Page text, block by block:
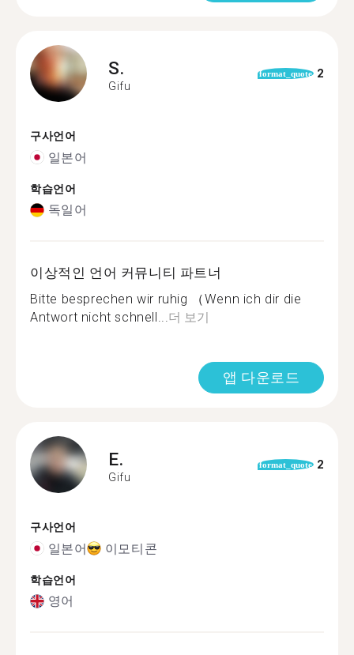
S.
Gifu
format_quote 2
구사언어
일본어
학습언어
독일어
이상적인 언어 커뮤니티 파트너
Bitte besprechen wir ruhig （Wenn ich dir die
Antwort nicht schnell...더 보기
앱 다운로드
E.
Gifu
format_quote 2
구사언어
일본어 이모티콘
학습언어
영어